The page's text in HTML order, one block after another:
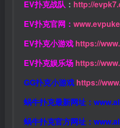
EV扑克战队 ： http://
EV扑克官网：
EV扑克小游戏 https://
EV扑克娱乐场 https://
GG扑克小游戏 https://
蜗牛扑克最新网址：
蜗牛扑克官方网址：